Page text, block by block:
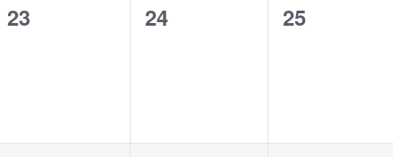
0
23
0
24
0
25